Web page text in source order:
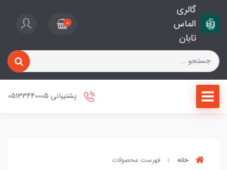
گالری
الماس
تابان
0
پشتیبانی 05133440005
خانه فهرست محصولات